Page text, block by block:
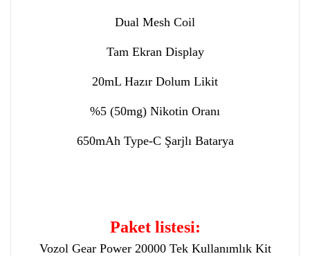
Dual Mesh Coil
Tam Ekran Display
20mL Hazır Dolum Likit
%5 (50mg) Nikotin Oranı
650mAh Type-C Şarjlı Batarya
Paket listesi:
Vozol Gear Power 20000 Tek Kullanımlık Kit